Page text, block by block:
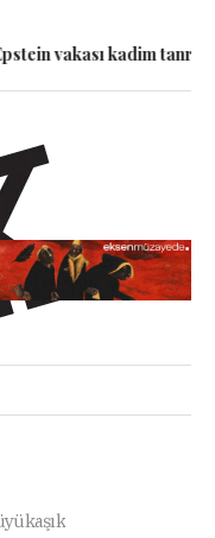
kadim tanrıları